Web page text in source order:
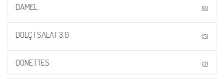
DAMEL (8)
DOLÇ I SALAT 3.0 (5)
DONETTES (2)